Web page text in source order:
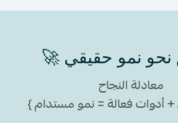
نحو نمو حقيقي
معادلة النجاح